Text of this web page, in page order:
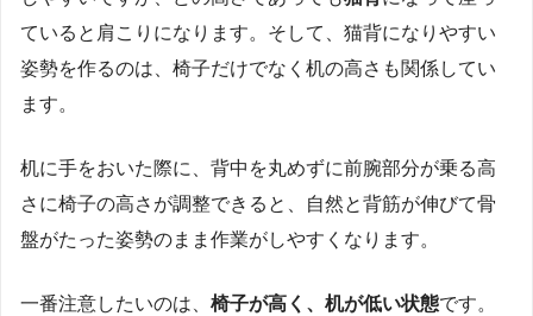
ていると肩こりになります。そして、猫背になりやすい
姿勢を作るのは、椅子だけでなく机の高さも関係してい
ます。
机に手をおいた際に、背中を丸めずに前腕部分が乗る高
さに椅子の高さが調整できると、自然と背筋が伸びて骨
盤がたった姿勢のまま作業がしやすくなります。
一番注意したいのは、 椅子が高く、机が低い状態です。